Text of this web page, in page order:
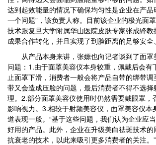
达到起效能量的情况下确保均匀性是企业在产
一个问题”，该负责人称。目前该企业的极光面
技术跟复旦大学附属华山医院皮肤专家张成锋
成果合作转化，并且实现了到脸距离的足够安全
从产品本身来讲，张嫄也向记者谈到了面罩
问题：1.由于面罩美容仪本身较重，佩戴后会有
止面罩下滑，消费者一般会将产品自带的绑带
带又会造成压脸的问题，最后消费者不得不选择
理。2.部分面罩美容仪使用时仍然需要戴眼罩，
影响视力。3.相较于射频美容仪，面罩美容仪本
道表现一般。“基于这些问题，我们认为企业应
好用的产品。此外，企业在升级美白祛斑技术
抗衰老的技术，以此来吸引更多消费者的关注。”